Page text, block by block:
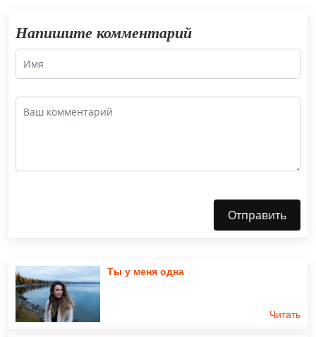
Напишите комментарий
Отправить
Ты у меня одна
Читать